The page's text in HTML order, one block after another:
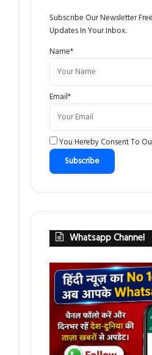
Subscribe Our Newsletter
Updates In Your Inbox.
Name*
Email*
You Hereby Consent To
Whatsapp Channel